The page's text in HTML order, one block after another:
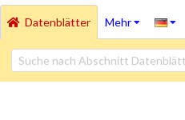
Datenblätter Mehr